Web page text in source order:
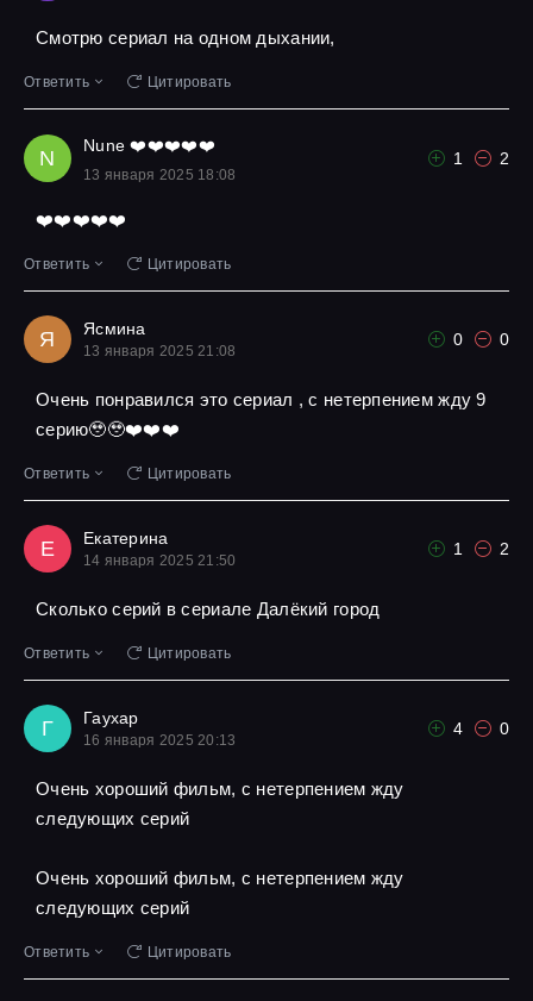
Смотрю сериал на одном дыхании,
Ответить Цитировать
N
Nune ❤️❤️❤️❤️❤️
13 января 2025 18:08
1 2
❤️❤️❤️❤️❤️
Ответить Цитировать
Я Ясмина
13 января 2025 21:08
0 0
Очень понравился это сериал , с нетерпением жду 9
серию🥹🥹❤️❤️❤️
Ответить Цитировать
Е Екатерина
14 января 2025 21:50
1 2
Сколько серий в сериале Далёкий город
Ответить Цитировать
Г Гаухар
16 января 2025 20:13
4 0
Очень хороший фильм, с нетерпением жду
следующих серий
Очень хороший фильм, с нетерпением жду
следующих серий
Ответить Цитировать